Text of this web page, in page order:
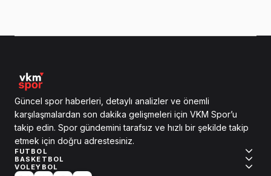
Güncel spor haberleri, detaylı analizler ve önemli
karşılaşmalardan son dakika gelişmeleri için VKM Spor’u
takip edin. Spor gündemini tarafsız ve hızlı bir şekilde takip
etmek için doğru adrestesiniz.
FUTBOL
BASKETBOL
VOLEYBOL